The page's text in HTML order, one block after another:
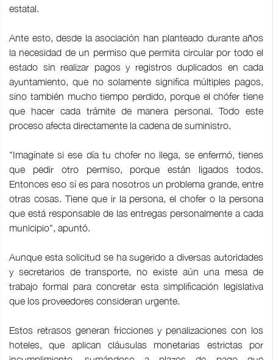
estatal.
Ante esto, desde la asociación han planteado durante años
la necesidad de un permiso que permita circular por todo el
estado sin realizar pagos y registros duplicados en cada
ayuntamiento, que no solamente significa múltiples pagos,
sino también mucho tiempo perdido, porque el chófer tiene
que hacer cada trámite de manera personal. Todo este
proceso afecta directamente la cadena de suministro.
"Imagínate si ese día tu chofer no llega, se enfermó, tienes
que pedir otro permiso, porque están ligados todos.
Entonces eso sí es para nosotros un problema grande, entre
otras cosas. Tiene que ir la persona, el chofer o la persona
que está responsable de las entregas personalmente a cada
municipio", apuntó.
Aunque esta solicitud se ha sugerido a diversas autoridades
y secretarios de transporte, no existe aún una mesa de
trabajo formal para concretar esta simplificación legislativa
que los proveedores consideran urgente.
Estos retrasos generan fricciones y penalizaciones con los
hoteles, que aplican cláusulas monetarias estrictas por